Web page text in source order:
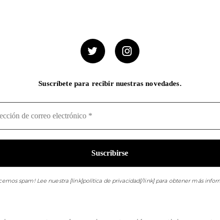
Suscríbete para recibir nuestras novedades.
spam! Lee nuestra [link]política de privacidad[/link] para obtener más